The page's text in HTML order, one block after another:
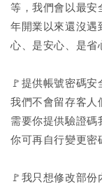
等，我們會以最安
年開業以來還沒遇
心、是安心、是省
🚩提供帳號密碼安
我們不會留存客人
需要你提供驗證碼
你可再自行變更密
🚩我只想修改部